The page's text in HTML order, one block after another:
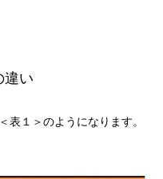
違い
表１＞のようになります。